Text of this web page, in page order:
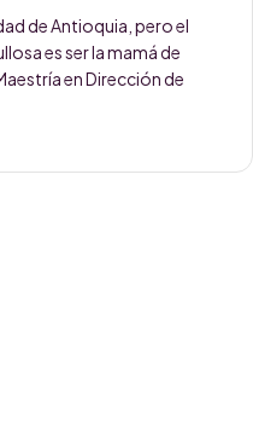
de Antioquia, pero el
es ser la mamá de
en Dirección de